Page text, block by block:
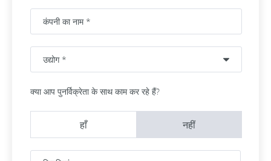
क्या आप पुनर्विक्रेता के साथ काम कर रहे हैं?
हाँ नहीं